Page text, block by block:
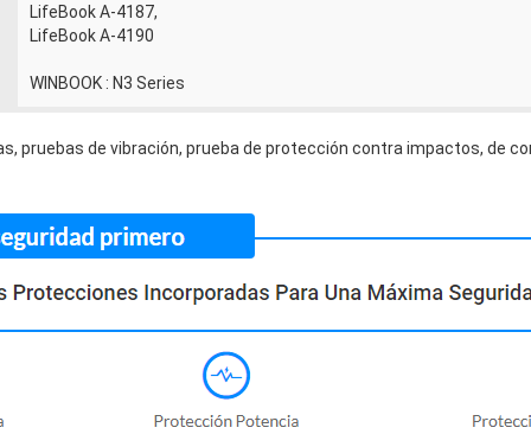
LifeBook A-4187,
LifeBook A-4190
WINBOOK : N3 Series
pruebas de vibración, prueba de protección contra impactos, de